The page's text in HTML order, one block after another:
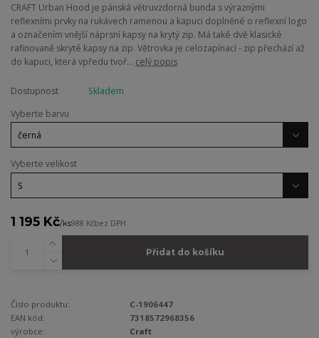
CRAFT Urban Hood je pánská větruvzdorná bunda s výraznými
reflexními prvky na rukávech ramenou a kapuci doplněné o reflexní logo
a označením vnější náprsní kapsy na krytý zip. Má také dvě klasické
rafinovaně skryté kapsy na zip. Větrovka je celozapínací - zip přechází až
do kapuci, která vpředu tvoř... celý popis
Dostupnost
Skladem
Vyberte barvu
Vyberte velikost
1 195 Kč/ks988 Kčbez DPH
Přidat do košíku
Číslo produktu:
C-1906447
EAN kód:
7318572968356
výrobce:
Craft